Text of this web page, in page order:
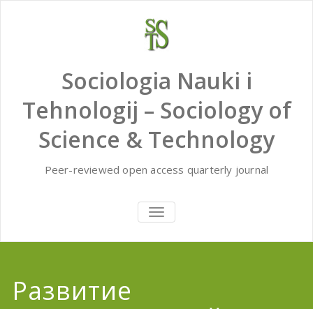
Sociologia Nauki i
Tehnologij – Sociology of
Science & Technology
Peer-reviewed open access quarterly journal
TOGGLE
NAVIGATION
Развитие